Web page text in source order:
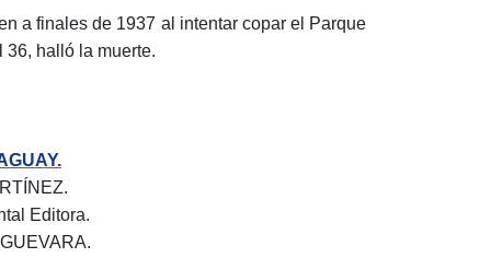
a finales de 1937 al intentar copar el Parque
36, halló la muerte.
Editora.